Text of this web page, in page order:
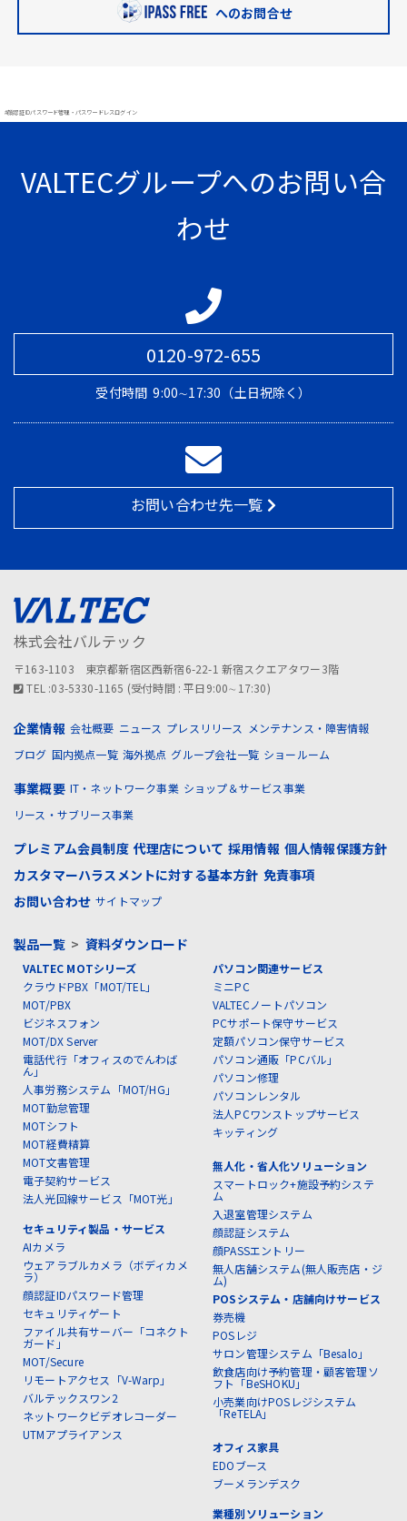
へのお問合せ
#顔認証 IDパスワード管理・パスワードレスログイン
VALTECグループへのお問い合
わせ
0120-972-655
受付時間 9:00∼17:30（土日祝除く）
お問い合わせ先一覧
株式会社バルテック
〒163-1103 東京都新宿区西新宿6-22-1 新宿スクエアタワー3階
TEL :03-5330-1165 (受付時間 : 平日9:00∼17:30)
企業情報 会社概要 ニュース プレスリリース
メンテナンス・障害情報
ブログ 国内拠点一覧 海外拠点 グループ会社一覧 ショールーム
事業概要 IT・ネットワーク事業 ショップ＆サービス事業
リース・サブリース事業
プレミアム会員制度 代理店について 採用情報 個人情報保護方針
カスタマーハラスメントに対する基本方針 免責事項
お問い合わせ サイトマップ
製品一覧> 資料ダウンロード
VALTEC MOTシリーズ
クラウドPBX「MOT/TEL」
MOT/PBX
ビジネスフォン
MOT/DX Server
電話代行「オフィスのでんわば
ん」
人事労務システム「MOT/HG」
MOT勤怠管理
MOTシフト
MOT経費精算
MOT文書管理
電子契約サービス
法人光回線サービス「MOT光」
セキュリティ製品・サービス
AIカメラ
ウェアラブルカメラ（ボディカメ
ラ）
顔認証IDパスワード管理
セキュリティゲート
ファイル共有サーバー「コネクト
ガード」
MOT/Secure
リモートアクセス「V-Warp」
バルテックスワン2
ネットワークビデオレコーダー
UTMアプライアンス
パソコン関連サービス
ミニPC
VALTECノートパソコン
PCサポート保守サービス
定額パソコン保守サービス
パソコン通販「PCバル」
パソコン修理
パソコンレンタル
法人PCワンストップサービス
キッティング
無人化・省人化ソリューション
スマートロック+施設予約システ
ム
入退室管理システム
顔認証システム
顔PASSエントリー
無人店舗システム(無人販売店・ジ
ム)
POSシステム・店舗向けサービス
券売機
POSレジ
サロン管理システム「Besalo」
飲食店向け予約管理・顧客管理ソ
フト「BeSHOKU」
小売業向けPOSレジシステム
「ReTELA」
オフィス家具
EDOブース
ブーメランデスク
業種別ソリューション